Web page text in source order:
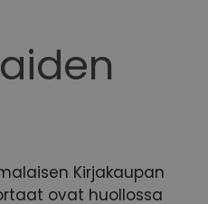
Kirjakaupan
ovat huollossa